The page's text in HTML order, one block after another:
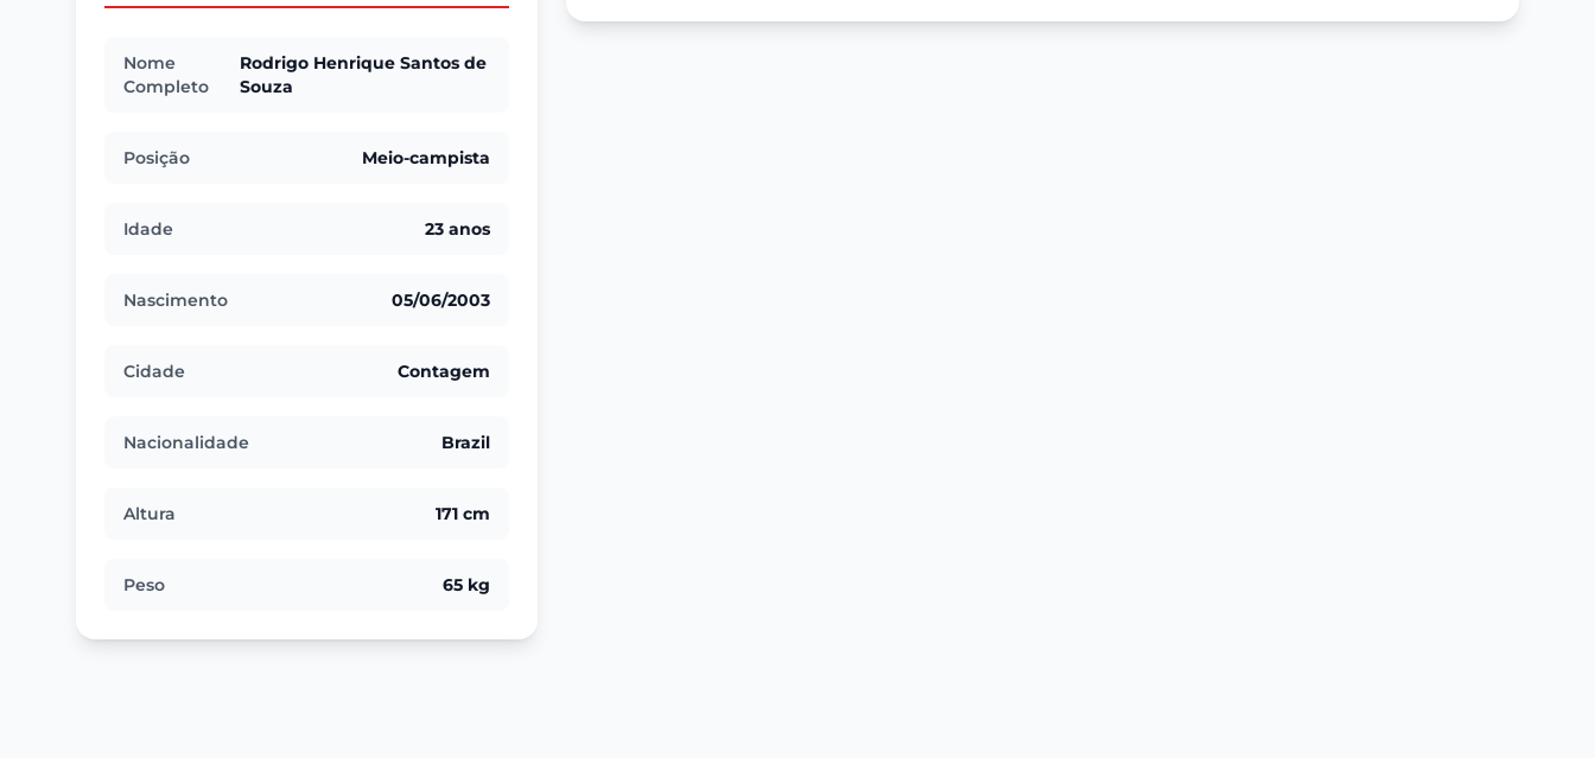
Nome
Completo
Rodrigo Henrique Santos de
Souza
Posição Meio-campista
Idade 23 anos
Nascimento 05/06/2003
Cidade Contagem
Nacionalidade Brazil
Altura 171 cm
Peso 65 kg